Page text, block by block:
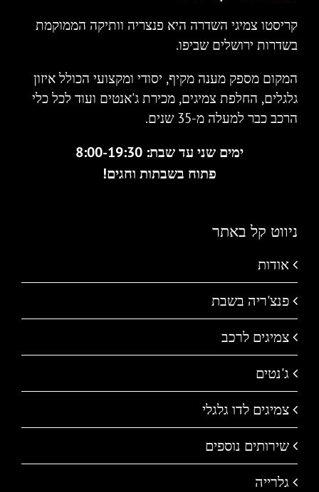
קריסטו צמיגי השדרה היא פנצריה וותיקה הממוקמת
בשדרות ירושלים שביפו.
המקום מספק מענה מקיף, יסודי ומקצועי הכולל איזון
גלגלים, החלפת צמיגים, מכירת ג'אנטים ועוד לכל כלי
הרכב כבר למעלה מ-35 שנים.
ימים שני עד שבת: 8:00-19:30
פתוח בשבתות וחגים!
ניווט קל באתר
אודות
פנצ'ריה בשבת
צמיגים לרכב
ג'נטים
צמיגים לדו גלגלי
שירותים נוספים
גלרייה